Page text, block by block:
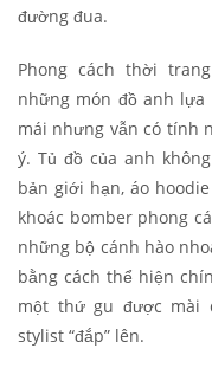
đường đua.
Phong cách thời
những món đồ anh
mái nhưng vẫn có tính
ý. Tủ đồ của anh
bản giới hạn, áo
khoác bomber phong
những bộ cánh hào
bằng cách thể hiện
một thứ gu được mài
stylist “đắp” lên.